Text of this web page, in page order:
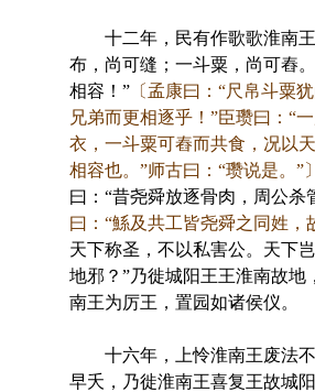
十二年，民有作歌歌淮南王
布，尚可缝；一斗粟，尚可舂
相容！”〔孟康曰：“尺帛斗粟
兄弟而更相逐乎！”臣瓒曰：“
衣，一斗粟可舂而共食，况以
相容也。”师古曰：“瓒说是。”〕
曰：“昔尧舜放逐骨肉，周公杀
曰：“鯀及共工皆尧舜之同姓，
天下称圣，不以私害公。天下
地邪？”乃徙城阳王王淮南故地
南王为厉王，置园如诸侯仪。
十六年，上怜淮南王废法不
早夭，乃徙淮南王喜复王故城